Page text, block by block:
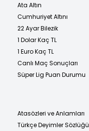
Ata Altın
Cumhuriyet Altını
22 Ayar Bilezik
1 Dolar Kaç TL
1 Euro Kaç TL
Canlı Maç Sonuçları
Süper Lig Puan Durumu
Atasözleri ve Anlamları
Türkçe Deyimler Sözlüğü